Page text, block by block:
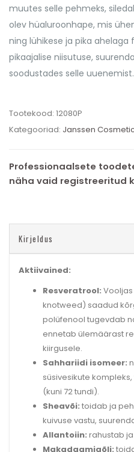
muutes selle pehmeks,
olev hüaluroonhape, mis
ning lühikese ja pika
pikaajalise niisutuse,
soodustades selle uuenemist.
Tootekood: 12080P
Kategooriad: Janssen
Professionaalsete
näha vaid registreeritud
Kirjeldus
Aktiivained:
Resveratrool:
knotweed) saadud
polüfenool tugevdab
ennetab ülemäärast
kiirgusele.
Sahhariidi isomeer:
süsivesikute
(kuni 72 tundi).
Sheavõi: toidab ja
kuivuse vastu,
Allantoiin: rahustab
Makadaamiaõli: